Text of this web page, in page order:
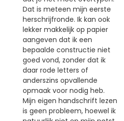
Dat is meteen mijn eerste
herschrijfronde. Ik kan ook
lekker makkelijk op papier
aangeven dat ik een
bepaalde constructie niet
goed vond, zonder dat ik
daar rode letters of
anderszins opvallende
opmaak voor nodig heb.
Mijn eigen handschrift lezen
is geen probleem, hoewel ik